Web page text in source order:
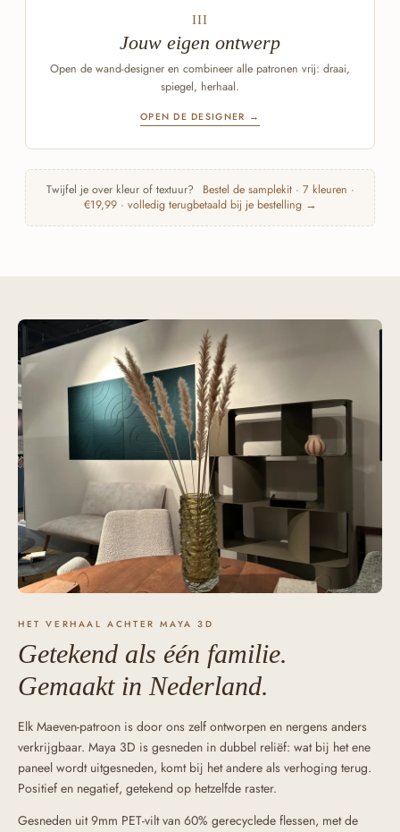
III
Jouw eigen ontwerp
Open de wand-designer en combineer alle patronen vrij: draai,
spiegel, herhaal.
OPEN DE DESIGNER →
Twijfel je over kleur of textuur?
Bestel de samplekit · 7 kleuren ·
€19,99 · volledig terugbetaald bij je bestelling →
HET VERHAAL ACHTER MAYA 3D
Getekend als één familie.
Gemaakt in Nederland.
Elk Maeven-patroon is door ons zelf ontworpen en nergens anders
verkrijgbaar. Maya 3D is gesneden in dubbel reliëf: wat bij het ene
paneel wordt uitgesneden, komt bij het andere als verhoging terug.
Positief en negatief, getekend op hetzelfde raster.
Gesneden uit 9mm PET-vilt van 60% gerecyclede flessen, met de